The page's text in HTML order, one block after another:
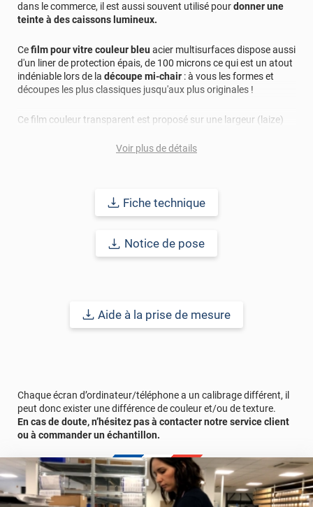
dans le commerce, il est aussi souvent utilisé pourdonner une
teinte à des caissons lumineux.
Cefilm pour vitre couleur bleuacier multisurfaces dispose aussi
d'un liner de protection épais, de 100 microns ce qui est un atout
indéniable lors de la découpe mi-chair : à vous les formes et
découpes les plus classiques jusqu'aux plus originales !
Ce film couleur transparent est proposé sur une largeur (laize)
Voir plus de détails
Fiche technique
Notice de pose
Aide à la prise de mesure
Chaque écran d’ordinateur/téléphone a un calibrage différent, il
peut donc exister une différence de couleur et/ou de texture.
En cas de doute, n’hésitez pas à contacter notre service client
ou à commander un échantillon.